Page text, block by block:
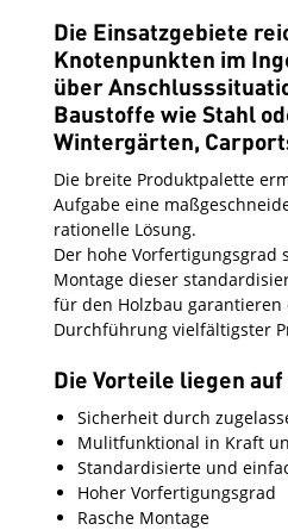
Die Einsatzgebiete
Knotenpunkten im
über
Baustoffe wie Stahl
Wintergärten,
Die breite Produktpalette
Aufgabe eine
rationelle Lösung.
Der hohe Vorfertigungsgrad
Montage dieser
für den Holzbau
Durchführung vielfältigster
Die Vorteile liegen
Sicherheit durch
Mulitfunktional in Kraft
Standardisierte und
Hoher Vorfertigungsgrad
Rasche Montage